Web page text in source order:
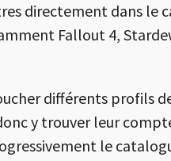
directement dans le
Fallout 4,
différents profils
y trouver leur
le